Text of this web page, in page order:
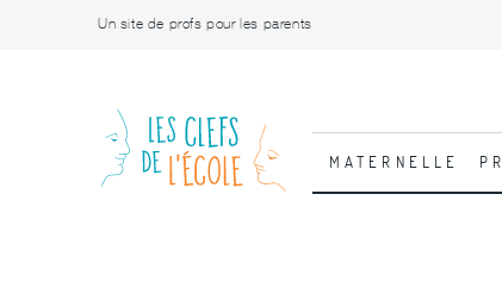
Un site de profs pour les parents
MATERNELLE